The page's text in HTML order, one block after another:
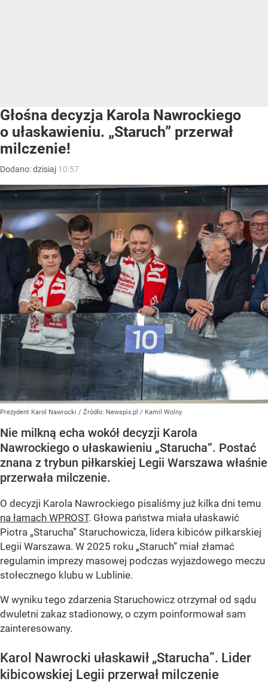
Głośna decyzja Karola Nawrockiego
o ułaskawieniu. „Staruch” przerwał
milczenie!
Dodano:dzisiaj 10:57
Prezydent Karol Nawrocki / Źródło: Newspix.pl / Kamil Wolny
Nie milkną echa wokół decyzji Karola
Nawrockiego o ułaskawieniu „Starucha”. Postać
znana z trybun piłkarskiej Legii Warszawa właśnie
przerwała milczenie.
O decyzji Karola Nawrockiego pisaliśmy już kilka dni temu
na łamach WPROST. Głowa państwa miała ułaskawić
Piotra „Starucha” Staruchowicza, lidera kibiców piłkarskiej
Legii Warszawa. W 2025 roku „Staruch” miał złamać
regulamin imprezy masowej podczas wyjazdowego meczu
stołecznego klubu w Lublinie.
W wyniku tego zdarzenia Staruchowicz otrzymał od sądu
dwuletni zakaz stadionowy, o czym poinformował sam
zainteresowany.
Karol Nawrocki ułaskawił „Starucha”. Lider
kibicowskiej Legii przerwał milczenie